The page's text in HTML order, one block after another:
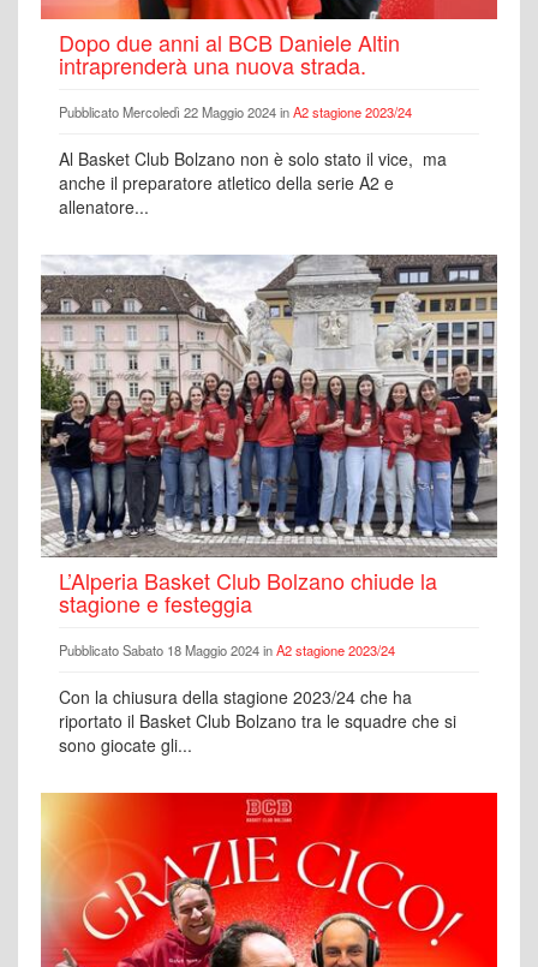
Dopo due anni al BCB Daniele Altin
intraprenderà una nuova strada.
Pubblicato Mercoledì 22 Maggio 2024 inA2 stagione 2023/24
Al Basket Club Bolzano non è solo stato il vice, ma
anche il preparatore atletico della serie A2 e
allenatore...
L’Alperia Basket Club Bolzano chiude la
stagione e festeggia
Pubblicato Sabato 18 Maggio 2024 inA2 stagione 2023/24
Con la chiusura della stagione 2023/24 che ha
riportato il Basket Club Bolzano tra le squadre che si
sono giocate gli...